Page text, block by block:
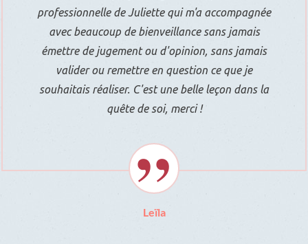
professionnelle de Juliette qui m'a accompagnée
avec beaucoup de bienveillance sans jamais
émettre de jugement ou d'opinion, sans jamais
valider ou remettre en question ce que je
souhaitais réaliser. C'est une belle leçon dans la
quête de soi, merci !
Leïla